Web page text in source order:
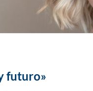
futuro»